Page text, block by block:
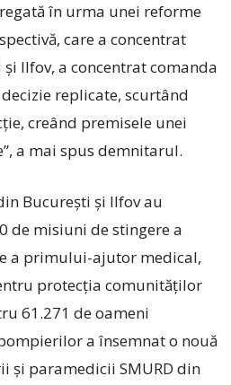
în urma unei reforme
care a concentrat
Ilfov, a concentrat comanda
replicate, scurtând
creând premisele unei
a mai spus demnitarul.
București și Ilfov au
de misiuni de stingere a
a primului-ajutor medical,
protecția comunităților
61.271 de oameni
a însemnat o nouă
și paramedicii SMURD din